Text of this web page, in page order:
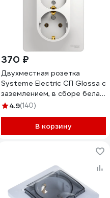
370 ₽
Двухместная розетка
Systeme Electric СП Glossa с
заземлением, в сборе белая
GSL000124
4.9(140)
В корзину